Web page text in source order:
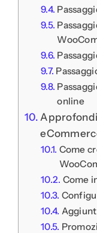
online
Come
Come